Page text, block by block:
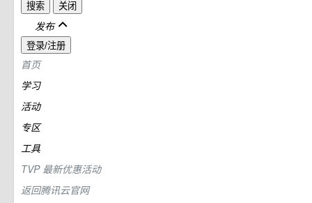
搜索 关闭
发布
登录/注册
首页
学习
活动
专区
工具
TVP 最新优惠活动
返回腾讯云官网